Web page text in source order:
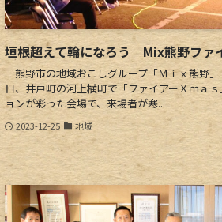
垣根超えて輪になろう Mix熊野ファ
熊野市の地域おこしグループ「Ｍｉｘ熊野」
日、井戸町の河上横町で「ファイアーＸｍａ
ョンが彩った会場で、来場者が寒...
2023-12-25 地域